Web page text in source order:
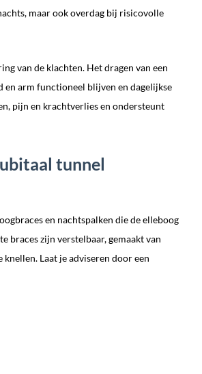
maar ook overdag bij risicovolle
van de klachten. Het dragen van een
arm functioneel blijven en dagelijkse
pijn en krachtverlies en ondersteunt
tunnel
en nachtspalken die de elleboog
braces zijn verstelbaar, gemaakt van
Laat je adviseren door een